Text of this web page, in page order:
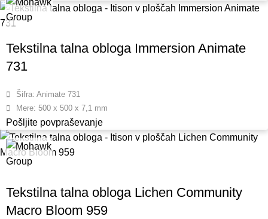
Tekstilna talna obloga Immersion Animate
731
Šifra: Animate 731
Mere: 500 x 500 x 7,1 mm
Pošljite povpraševanje
Tekstilna talna obloga Lichen Community
Macro Bloom 959